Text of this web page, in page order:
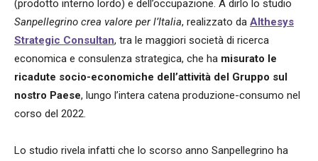
(prodotto interno lordo) e dell’occupazione. A dirlo lo studio
Sanpellegrino crea valore per l’Italia, realizzato da Althesys
Strategic Consultan, tra le maggiori società di ricerca
economica e consulenza strategica, che ha misurato le
ricadute socio-economiche dell’attività del Gruppo sul
nostro Paese, lungo l’intera catena produzione-consumo nel
corso del 2022.
Lo studio rivela infatti che lo scorso anno Sanpellegrino ha